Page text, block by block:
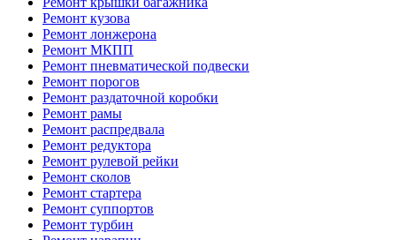
Ремонт кузова
Ремонт лонжерона
Ремонт МКПП
Ремонт пневматической подвески
Ремонт порогов
Ремонт раздаточной коробки
Ремонт рамы
Ремонт распредвала
Ремонт редуктора
Ремонт рулевой рейки
Ремонт сколов
Ремонт стартера
Ремонт суппортов
Ремонт турбин